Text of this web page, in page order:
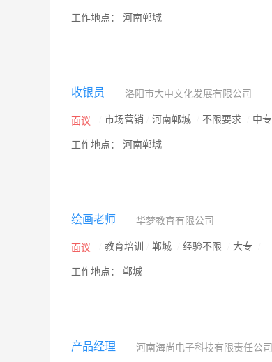
工作地点： 河南郸城
收银员 洛阳市大中文化发展有限公司
面议 市场营销 河南郸城 不限要求 中专
工作地点： 河南郸城
绘画老师 华梦教育有限公司
面议 教育培训 郸城 经验不限 大专
工作地点： 郸城
产品经理 河南海尚电子科技有限责任公司